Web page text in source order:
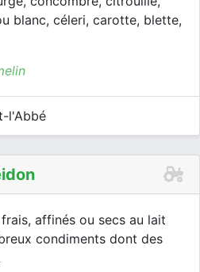
blanc, céleri, carotte, blette,
l'Abbé
affinés ou secs au lait
condiments dont des